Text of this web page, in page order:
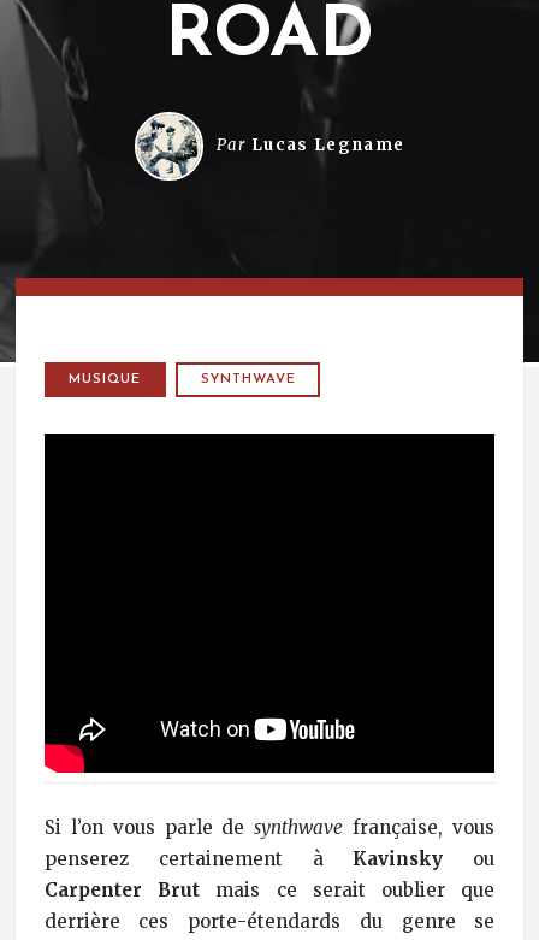
ROAD
Par Lucas Legname
MUSIQUE SYNTHWAVE
Si l’on vous parle desynthwave française, vous
penserez certainement à Kavinsky ou
Carpenter Brutmais ce serait oublier que
derrière ces porte-étendards du genre se